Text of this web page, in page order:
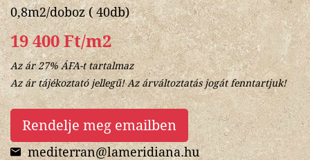
0,8m2/doboz ( 40db)
19 400 Ft/m2
Az ár 27% ÁFA-t tartalmaz
Az ár tájékoztató jellegű! Az árváltoztatás jogát fenntartjuk!
Rendelje meg emailben
mediterran@lameridiana.hu